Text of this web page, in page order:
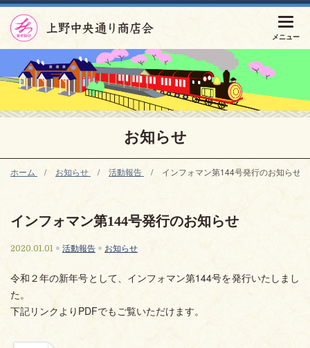
お知らせ
ホーム お知らせ 活動報告 インフォマン第144号発行のお知らせ
インフォマン第144号発行のお知らせ
2020.01.01 活動報告 お知らせ
令和２年の新年号として、インフォマン第144号を発行いたしまし
た。
下記リンクよりPDFでもご覧いただけます。